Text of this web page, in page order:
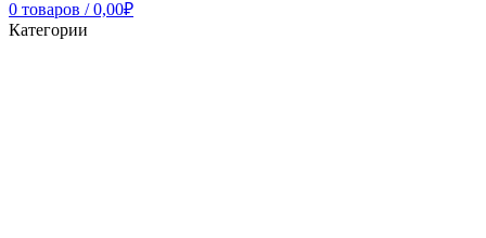
0 товаров / 0,00₽
Категории